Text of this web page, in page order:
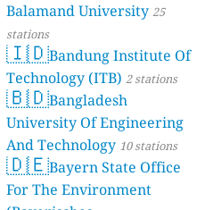
stations
Balamand University25
stations
🇮🇩Bandung Institute Of
Technology (ITB) 2 stations
🇧🇩Bangladesh
University Of Engineering
And Technology 10 stations
🇩🇪Bayern State Office
For The Environment